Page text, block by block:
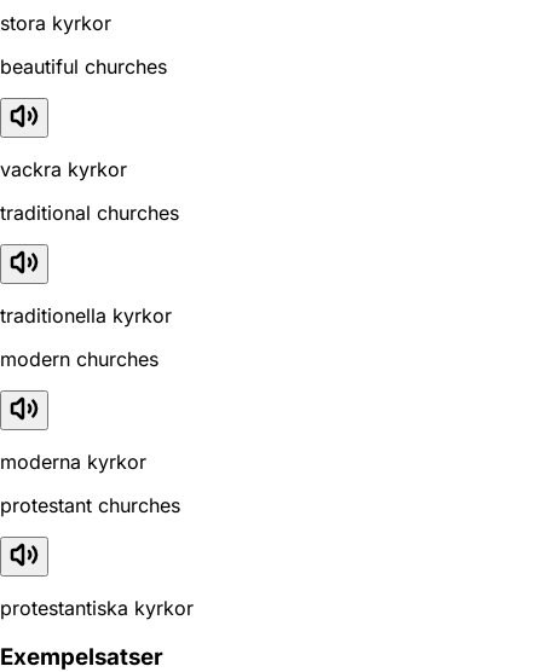
stora kyrkor
beautiful churches
vackra kyrkor
traditional churches
traditionella kyrkor
modern churches
moderna kyrkor
protestant churches
protestantiska kyrkor
Exempelsatser